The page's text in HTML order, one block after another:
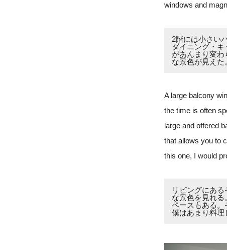
windows and
2階には小さい
ダイニング・
があんまり変
な景色が見えた
A large balcony
the time is often
large and offered
that allows you to
this one, I would
リビングにあ
な景色を見れ
ペースもある。
僕はあまり料理